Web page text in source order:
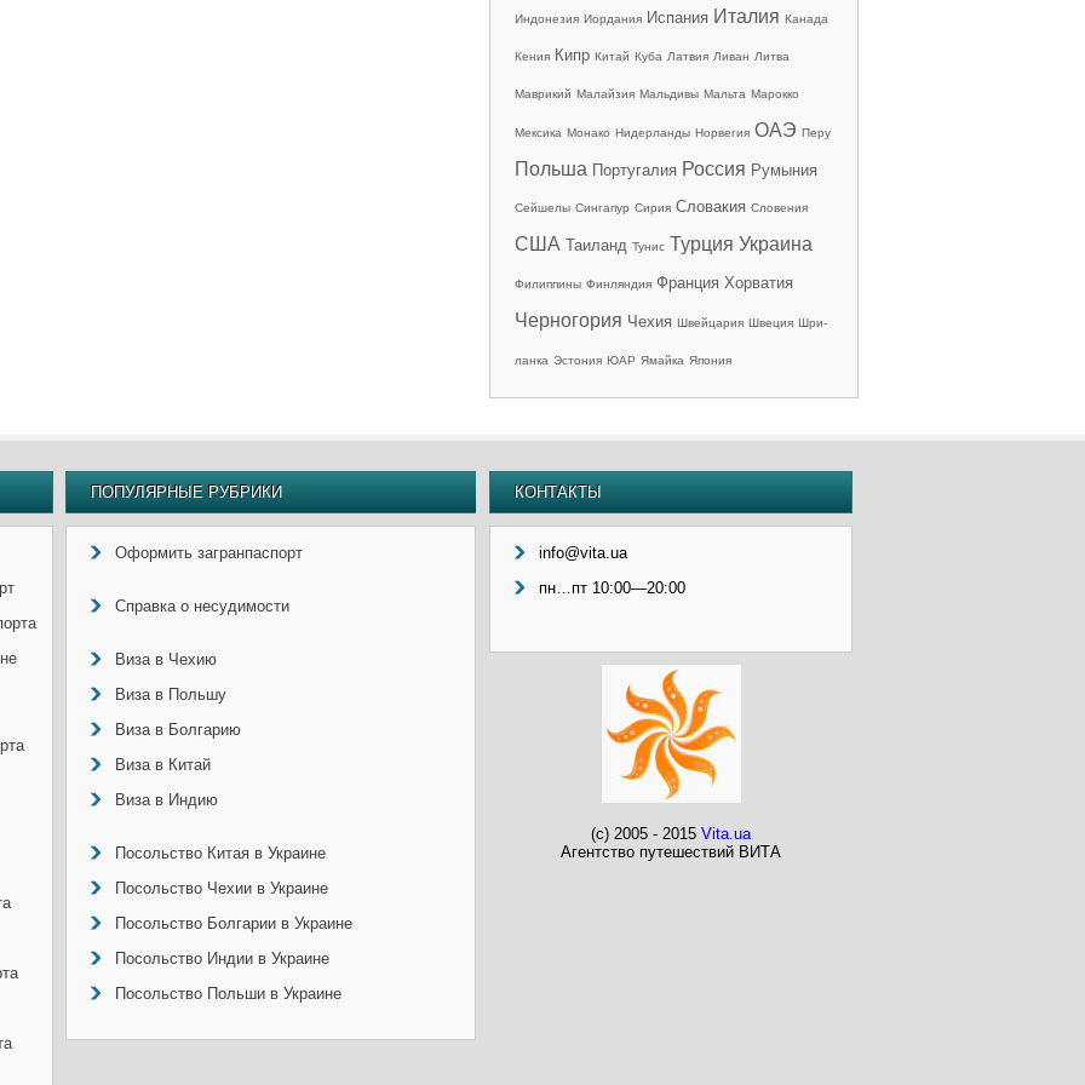
Индонезия Иордания Испания Италия Канада
Кения Кипр Китай Куба Латвия Ливан Литва
Маврикий Малайзия Мальдивы Мальта Марокко
Мексика Монако Нидерланды Норвегия ОАЭ Перу
Польша Португалия Россия Румыния
Сейшелы Сингапур Сирия Словакия Словения
США Таиланд Тунис Турция Украина
Филиппины Финляндия Франция Хорватия
Черногория Чехия Швейцария Швеция Шри-
ланка Эстония ЮАР Ямайка Япония
ПОПУЛЯРНЫЕ РУБРИКИ
Оформить загранпаспорт
Справка о несудимости
Виза в Чехию
Виза в Польшу
Виза в Болгарию
Виза в Китай
Виза в Индию
Посольство Китая в Украине
Посольство Чехии в Украине
Посольство Болгарии в Украине
Посольство Индии в Украине
Посольство Польши в Украине
КОНТАКТЫ
info@vita.ua
пн…пт 10:00—20:00
(c) 2005 - 2015 Vita.ua
Агентство путешествий ВИТА